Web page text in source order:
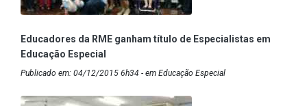
Educadores da RME ganham título de Especialistas em
Educação Especial
Publicado em: 04/12/2015 6h34 - em Educação Especial